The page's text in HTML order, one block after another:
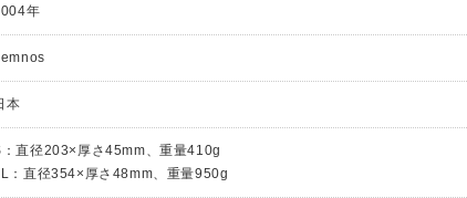
年
本
直径203×厚さ45mm、重量410g
：直径354×厚さ48mm、重量950g